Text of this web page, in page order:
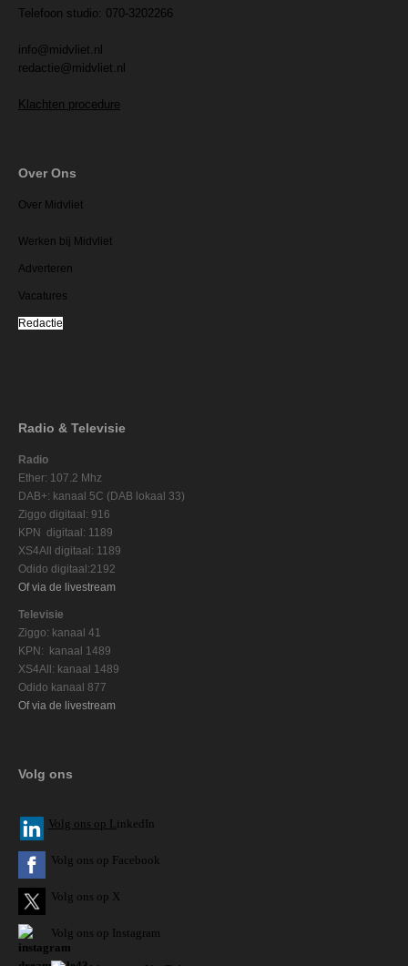
Telefoon studio: 070-3202266
info@midvliet.nl
redactie@midvliet.nl
Klachten procedure
Over Ons
Over Midvliet
Werken bij Midvliet
Adverteren
Vacatures
Redactie
Radio & Televisie
Radio
Ether: 107.2 Mhz
DAB+: kanaal 5C (DAB lokaal 33)
Ziggo digitaal: 916
KPN digitaal: 1189
XS4All digitaal: 1189
Odido digitaal:2192
Of via de livestream
Televisie
Ziggo: kanaal 41
KPN: kanaal 1489
XS4All: kanaal 1489
Odido kanaal 877
Of via de livestream
Volg ons
Volg ons op L inkedIn
Volg ons op Facebook
Volg ons op X
Volg ons op Instagram